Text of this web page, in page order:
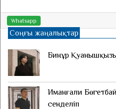
Whatsapp
Соңғы жаңалықтар
Бинұр
Иманғали
сенделіп